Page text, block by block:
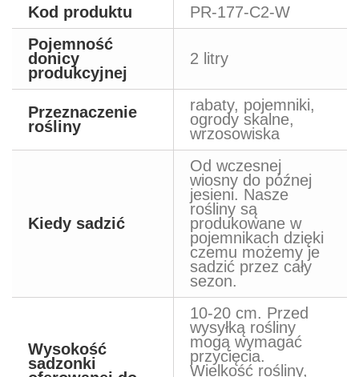
Kod produktu
PR-177-C2-W
Pojemność
donicy
produkcyjnej
2 litry
Przeznaczenie
rośliny
rabaty, pojemniki,
ogrody skalne,
wrzosowiska
Kiedy sadzić
Od wczesnej
wiosny do późnej
jesieni. Nasze
rośliny są
produkowane w
pojemnikach dzięki
czemu możemy je
sadzić przez cały
sezon.
Wysokość
sadzonki
10-20 cm. Przed
wysyłką rośliny
mogą wymagać
przycięcia.
Wielkość rośliny,